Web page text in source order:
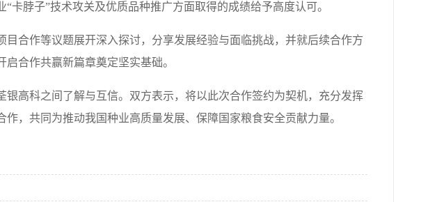
卡脖子”技术攻关及优质品种推广方面取得的成绩给予高度认可。
合作等议题展开深入探讨，分享发展经验与面临挑战，并就后续合作方
合作共赢新篇章奠定坚实基础。
银高科之间了解与互信。双方表示，将以此次合作签约为契机，充分发挥
，共同为推动我国种业高质量发展、保障国家粮食安全贡献力量。